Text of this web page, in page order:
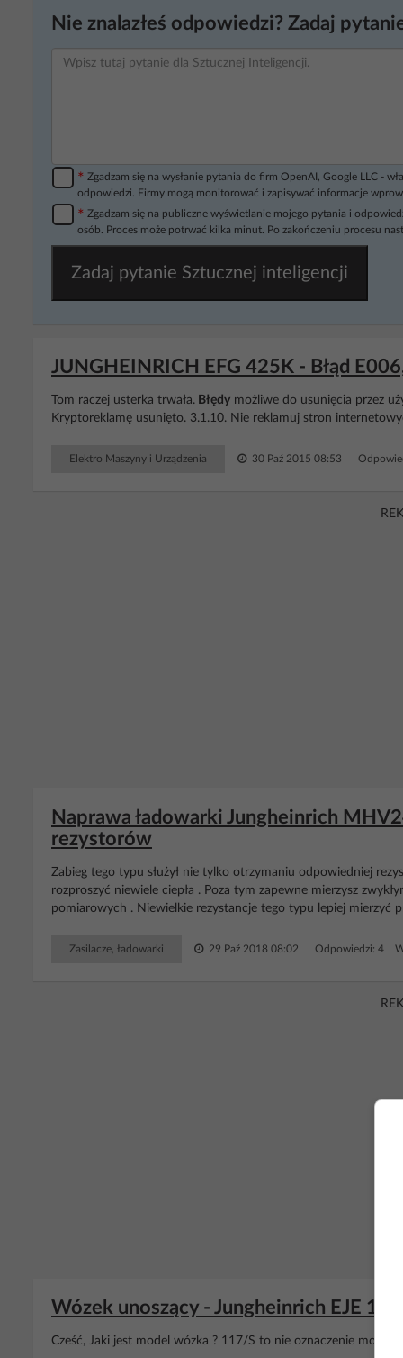
Nie znalazłeś odpowiedzi? Zadaj
* Zgadzam się na wysłanie pytania do firm OpenAI, Google LLC -
odpowiedzi. Firmy mogą monitorować i zapisywać informacje
* Zgadzam się na publiczne wyświetlanie mojego pytania i
osób. Proces może potrwać kilka minut. Po zakończeniu procesu
Zadaj pytanie Sztucznej inteligencji
JUNGHEINRICH EFG 425K - Błąd
Tom raczej usterka trwała. Błędy możliwe do usunięcia przez
Kryptoreklamę usunięto. 3.1.10. Nie reklamuj stron
Elektro Maszyny i Urządzenia 30 Paź 2015 08:53
Naprawa ładowarki Jungheinrich
rezystorów
Zabieg tego typu służył nie tylko otrzymaniu odpowiedniej
rozproszyć niewiele ciepła . Poza tym zapewne mierzysz
pomiarowych . Niewielkie rezystancje tego typu lepiej mierzyć
Zasilacze, ładowarki 29 Paź 2018 08:02 Odpowiedzi: 4
Wózek unoszący - Jungheinrich EJE
Cześć, Jaki jest model wózka ? 117/S to nie oznaczenie modelu.